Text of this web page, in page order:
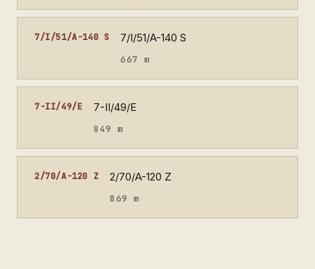
7/I/51/A-140 S 7/I/51/A-140 S
667 m
7-II/49/E 7-II/49/E
849 m
2/70/A-120 Z 2/70/A-120 Z
869 m